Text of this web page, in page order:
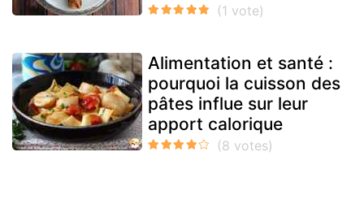
Alimentation et santé :
pourquoi la cuisson des
pâtes influe sur leur
apport calorique